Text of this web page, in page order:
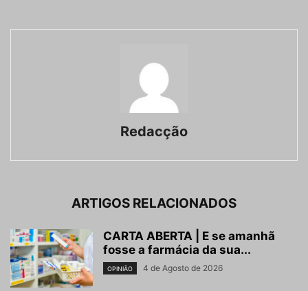
Redacção
ARTIGOS RELACIONADOS
CARTA ABERTA | E se amanhã
fosse a farmácia da sua...
OPINIÃO 4 de Agosto de 2026